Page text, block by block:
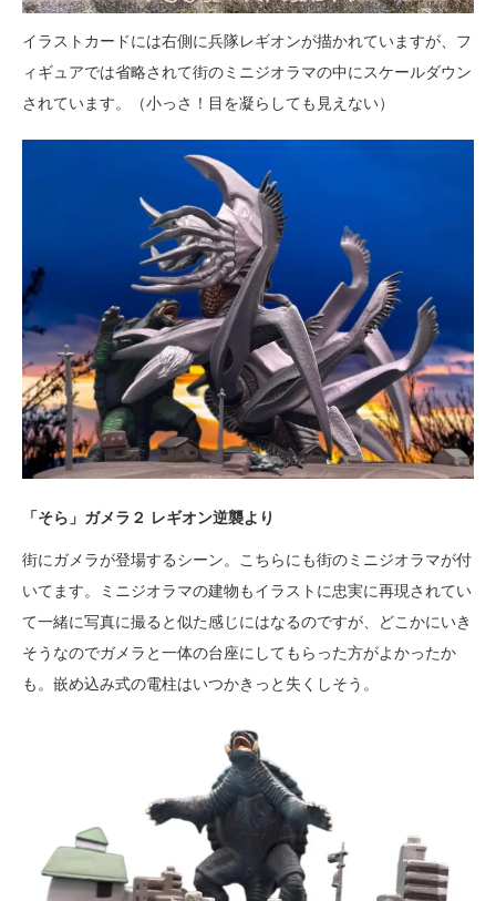
イラストカードには右側に兵隊レギオンが描かれていますが、フ
ィギュアでは省略されて街のミニジオラマの中にスケールダウン
されています。（小っさ！目を凝らしても見えない）
「そら」ガメラ２ レギオン逆襲より
街にガメラが登場するシーン。こちらにも街のミニジオラマが付
いてます。ミニジオラマの建物もイラストに忠実に再現されてい
て一緒に写真に撮ると似た感じにはなるのですが、どこかにいき
そうなのでガメラと一体の台座にしてもらった方がよかったか
も。嵌め込み式の電柱はいつかきっと失くしそう。